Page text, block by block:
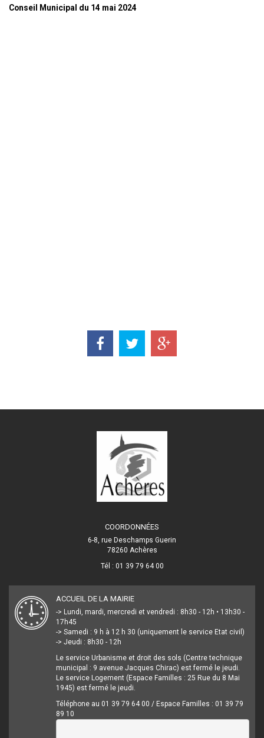
Conseil Municipal du 14 mai 2024
COORDONNÉES
6-8, rue Deschamps Guerin
78260 Achères
Tél : 01 39 79 64 00
ACCUEIL DE LA MAIRIE
-> Lundi, mardi, mercredi et vendredi : 8h30 - 12h • 13h30 -
17h45
-> Samedi : 9 h à 12 h 30 (uniquement le service Etat civil)
-> Jeudi : 8h30 - 12h
Le service Urbanisme et droit des sols (Centre technique
municipal : 9 avenue Jacques Chirac) est fermé le jeudi.
Le service Logement (Espace Familles : 25 Rue du 8 Mai
1945) est fermé le jeudi.
Téléphone au 01 39 79 64 00 / Espace Familles : 01 39 79
89 10